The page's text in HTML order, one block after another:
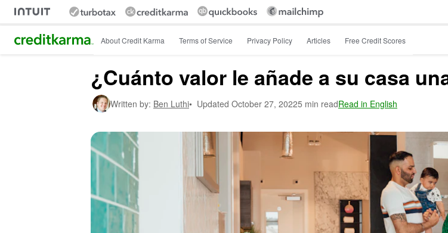
Intuit Credit Karma About Credit Karma Terms of Service Privacy Policy Articles Free Credit Scores
¿Cuánto valor le añade a su casa
Written by: Ben Luthi• Updated October 27, 20225 min readRead in English